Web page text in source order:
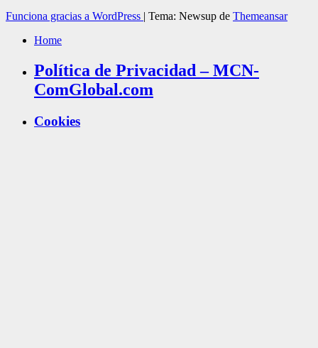
Funciona gracias a WordPress | Tema: Newsup de Themeansar
Home
Política de Privacidad – MCN-
ComGlobal.com
Cookies